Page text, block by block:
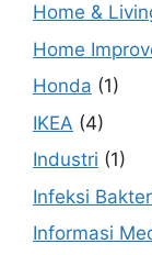
Home &
Home
Honda (1)
IKEA (4)
Industri (1)
Infeksi
Informasi